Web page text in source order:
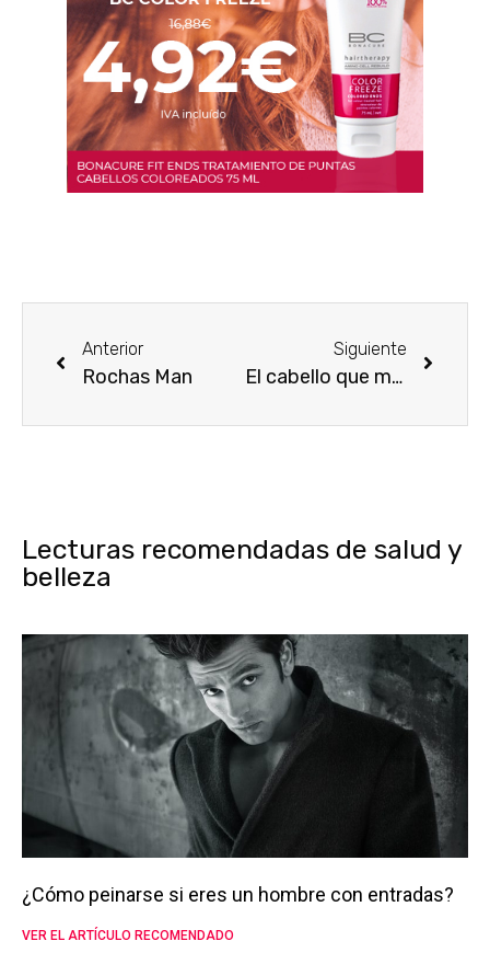
Anterior
Rochas Man
Siguiente
El cabello que mereces
Lecturas recomendadas de salud y
belleza
¿Cómo peinarse si eres un hombre con entradas?
VER EL ARTÍCULO RECOMENDADO